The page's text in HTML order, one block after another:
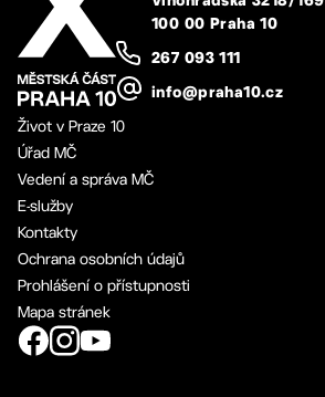
100 00 Praha 10
267 093 111
info@praha10.cz
Život v Praze 10
Úřad MČ
Vedení a správa MČ
E-služby
Kontakty
Ochrana osobních údajů
Prohlášení o přístupnosti
Mapa stránek